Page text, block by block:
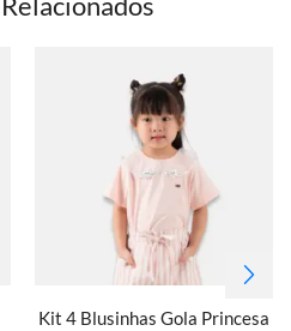
Kit 4 Blusinhas Gola Princesa